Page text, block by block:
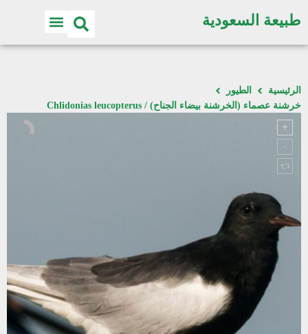
طبيعة السعودية
الرئيسية
الطيور
خرشنة عصماء (الخرشنة بيضاء الجناح) / Chlidonias leucopterus